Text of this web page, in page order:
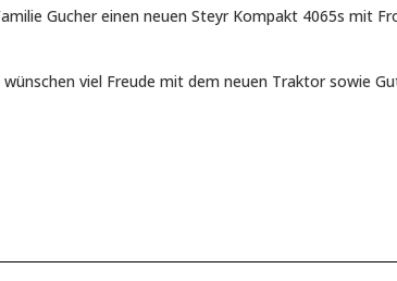
Gucher einen neuen Steyr Kompakt 4065s mit
viel Freude mit dem neuen Traktor sowie